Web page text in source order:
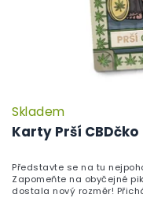
Karty Prší CBDčko
Skladem
Představte se na tu
Zapomeňte na obyčejné
dostala nový rozměr!